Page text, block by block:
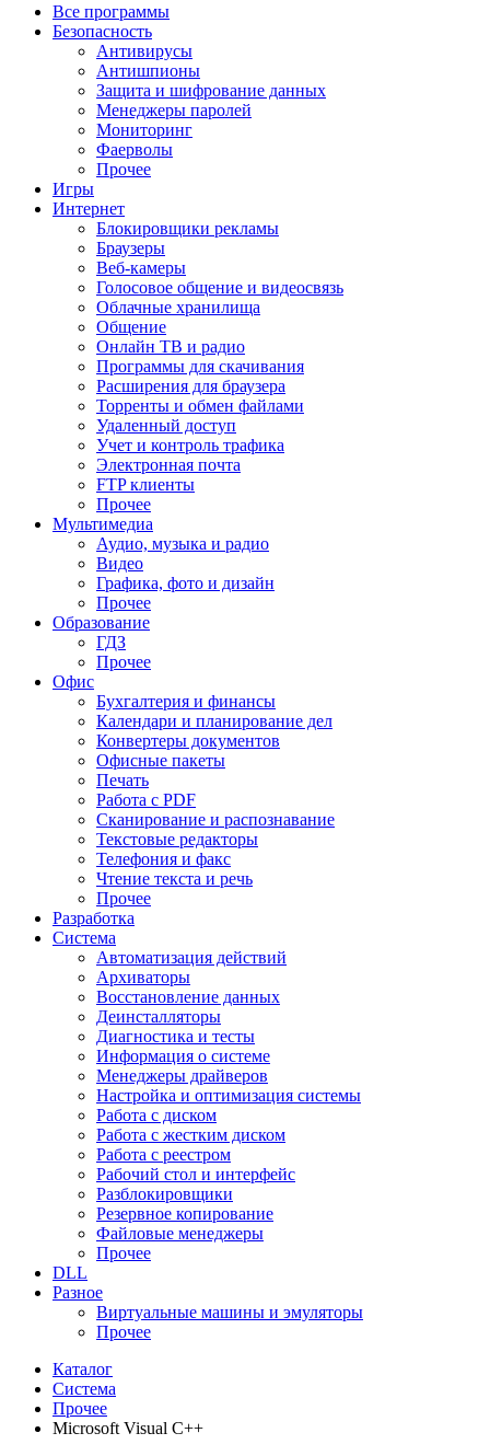
Все программы
Безопасность
Антивирусы
Антишпионы
Защита и шифрование данных
Менеджеры паролей
Мониторинг
Фаерволы
Прочее
Игры
Интернет
Блокировщики рекламы
Браузеры
Веб-камеры
Голосовое общение и видеосвязь
Облачные хранилища
Общение
Онлайн ТВ и радио
Программы для скачивания
Расширения для браузера
Торренты и обмен файлами
Удаленный доступ
Учет и контроль трафика
Электронная почта
FTP клиенты
Прочее
Мультимедиа
Аудио, музыка и радио
Видео
Графика, фото и дизайн
Прочее
Образование
ГДЗ
Прочее
Офис
Бухгалтерия и финансы
Календари и планирование дел
Конвертеры документов
Офисные пакеты
Печать
Работа с PDF
Сканирование и распознавание
Текстовые редакторы
Телефония и факс
Чтение текста и речь
Прочее
Разработка
Система
Автоматизация действий
Архиваторы
Восстановление данных
Деинсталляторы
Диагностика и тесты
Информация о системе
Менеджеры драйверов
Настройка и оптимизация системы
Работа с диском
Работа с жестким диском
Работа с реестром
Рабочий стол и интерфейс
Разблокировщики
Резервное копирование
Файловые менеджеры
Прочее
DLL
Разное
Виртуальные машины и эмуляторы
Прочее
Каталог
Система
Прочее
Microsoft Visual C++